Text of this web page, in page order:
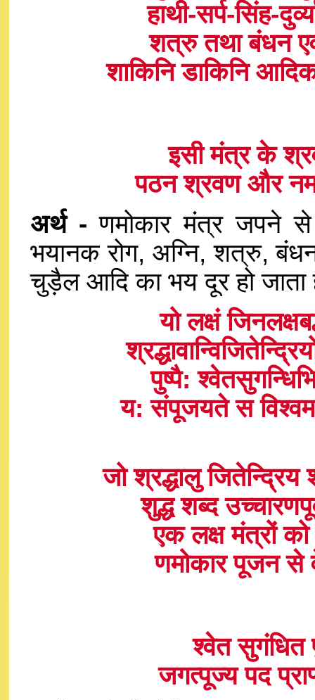
हाथी-सर्प-सिंह-
शत्रु तथा बंधन
शाकिनि डाकिनि
इसी मंत्र के
पठन श्रवण और
अर्थ - णमोकार मंत्र जपने से
भयानक रोग, अग्नि, शत्रु,
चुड़ैल आदि का भय दूर हो
यो लक्षं
पुष्पै:
य: संपूजयते स
जो श्रद्धालु
शुद्ध शब्द
एक लक्ष मंत्रों
णमोकार पूजन से
श्वेत सुगंधित
जगत्पूज्य पद